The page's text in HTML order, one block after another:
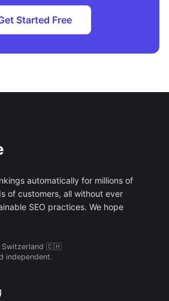
Started Free
automatically for millions of
of customers, all without ever
SEO practices. We hope
Switzerland 🇨🇭
independent.